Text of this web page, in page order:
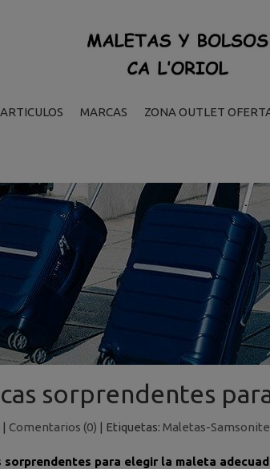
ARTICULOS MARCAS ZONA OUTLET
sorprendentes
| Comentarios (0) | Etiquetas: Maletas-Samsonite
sorprendentes para elegir la maleta